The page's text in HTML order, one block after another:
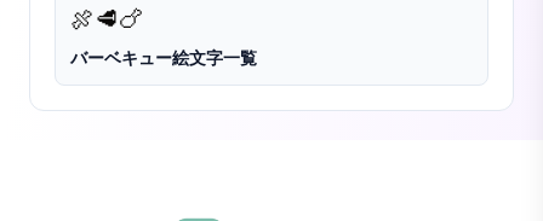
🍖🥩🍗
バーベキュー絵文字一覧